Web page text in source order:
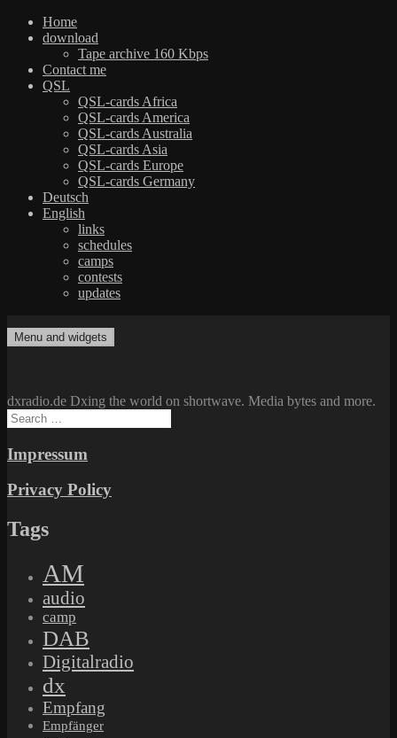
Home
download
Tape archive 160 Kbps
Contact me
QSL
QSL-cards Africa
QSL-cards America
QSL-cards Australia
QSL-cards Asia
QSL-cards Europe
QSL-cards Germany
Deutsch
English
links
schedules
camps
contests
updates
to
dxradio.de
DXing the world on shortwave
Menu and widgets
dxradio.de Dxing the world on shortwave. Media bytes and more.
Search
for:
Impressum
Privacy Policy
Tags
AM
audio
camp
DAB
Digitalradio
dx
Empfang
Empfänger